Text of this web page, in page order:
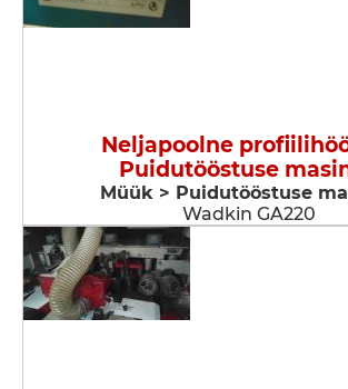
Neljapoolne
Puidutööstuse
Müük > Puidutööstuse
Wadkin GA220